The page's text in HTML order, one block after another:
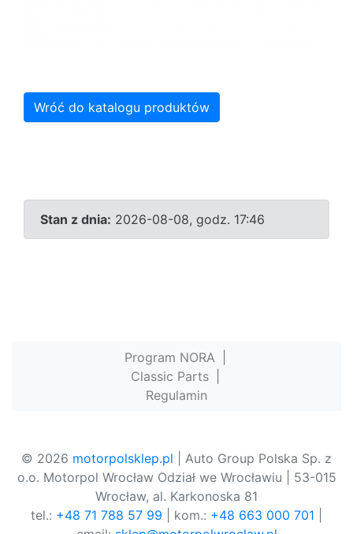
Wróć do katalogu produktów
Stan z dnia: 2026-08-08, godz. 17:46
Program NORA
Classic Parts
Regulamin
© 2026 motorpolsklep.pl | Auto Group Polska Sp. z
o.o. Motorpol Wrocław Odział we Wrocławiu | 53-015
Wrocław, al. Karkonoska 81
tel.: +48 71 788 57 99 | kom.: +48 663 000 701